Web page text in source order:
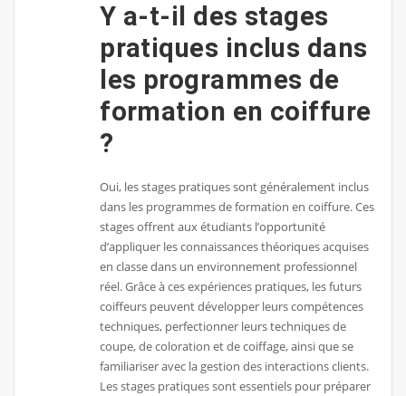
Y a-t-il des stages
pratiques inclus dans
les programmes de
formation en coiffure
?
Oui, les stages pratiques sont généralement inclus
dans les programmes de formation en coiffure. Ces
stages offrent aux étudiants l’opportunité
d’appliquer les connaissances théoriques acquises
en classe dans un environnement professionnel
réel. Grâce à ces expériences pratiques, les futurs
coiffeurs peuvent développer leurs compétences
techniques, perfectionner leurs techniques de
coupe, de coloration et de coiffage, ainsi que se
familiariser avec la gestion des interactions clients.
Les stages pratiques sont essentiels pour préparer